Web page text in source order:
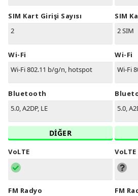
SIM Kart Girişi Sayısı
2
Wi-Fi
Wi-Fi 802.11 b/g/n, hotspot
Bluetooth
5.0, A2DP, LE
DİĞER
VoLTE
FM Radyo
SIM
2 SIM
Wi-Fi
Wi-Fi
5.0,
VoLTE
FM